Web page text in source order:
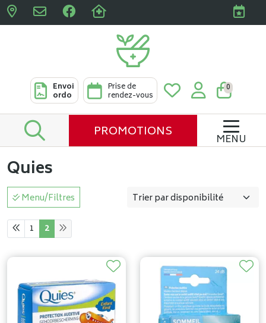
Pharmacies Clabots &
Envoi
ordo
Prise de
rendez-vous
0
PROMOTIONS MENU
Quies
Menu/Filtres
1 2